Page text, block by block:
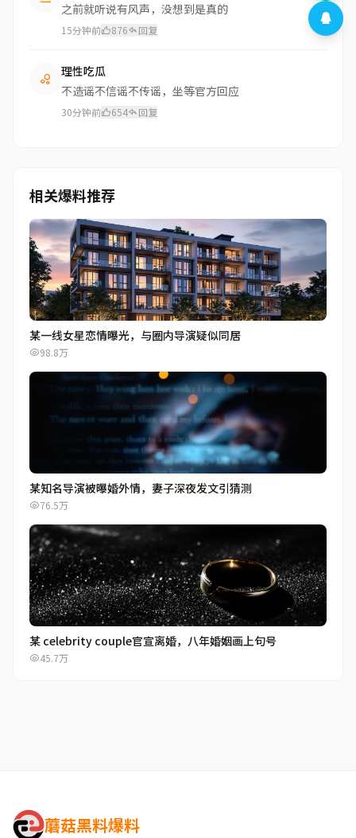
之前就听说有风声，没想到是真的
15分钟前 876 回复
理性吃瓜
不造谣不信谣不传谣，坐等官方回应
30分钟前 654 回复
相关爆料推荐
某一线女星恋情曝光，与圈内导演疑似同居
98.8万
某知名导演被曝婚外情，妻子深夜发文引猜测
76.5万
某 celebrity couple官宣离婚，八年婚姻画上句号
45.7万
蘑菇黑料爆料